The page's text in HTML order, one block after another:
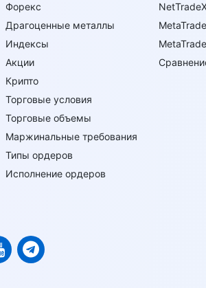
Форекс
Драгоценные металлы
Индексы
Акции
Крипто
Торговые условия
Торговые объемы
Маржинальные требования
Типы ордеров
Исполнение ордеров